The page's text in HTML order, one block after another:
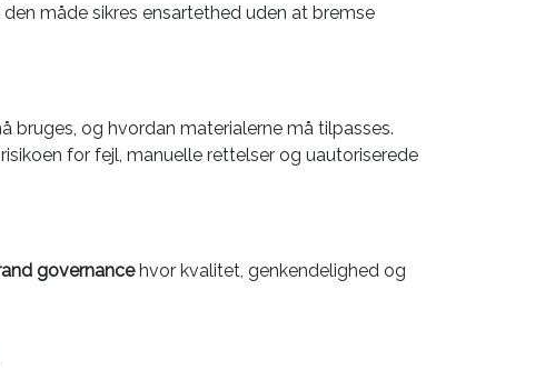
måde sikres ensartethed uden at bremse
bruges, og hvordan materialerne må tilpasses.
for fejl, manuelle rettelser og uautoriserede
governancehvor kvalitet, genkendelighed og